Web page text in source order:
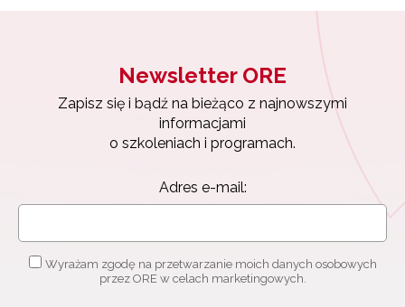
Newsletter ORE
Zapisz się i bądź na bieżąco z najnowszymi
informacjami
o szkoleniach i programach.
Adres e-mail:
Wyrażam zgodę na przetwarzanie moich danych osobowych
przez ORE w celach marketingowych.